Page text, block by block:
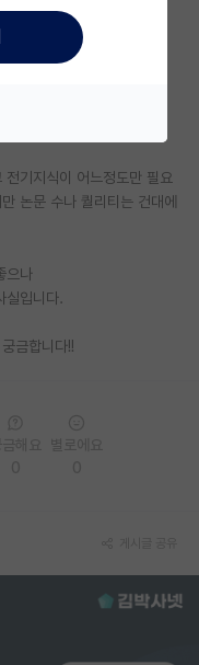
서
니다.
는 분야이기도 하고 교수
문수도 많은 랩실입니다.
기지식이 어느정도만 필요
논문 수나 퀄리티는 건대에
으나
실입니다.
금합니다!!